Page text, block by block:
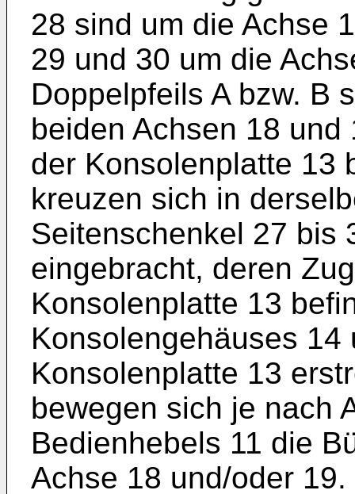
28 sind um die Achse
29 und 30 um die
Doppelpfeils A bzw. B
beiden Achsen 18
der Konsolenplatte 13
kreuzen sich in
Seitenschenkel 27 bis
eingebracht, deren
Konsolenplatte 13
Konsolengehäuses 14
Konsolenplatte 13
bewegen sich je nach
Bedienhebels 11 die
Achse 18 und/oder 19.